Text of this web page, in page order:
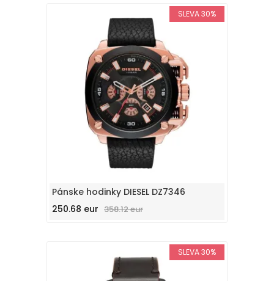
SLEVA 30%
Pánske hodinky DIESEL DZ7346
250.68 eur 358.12 eur
SLEVA 30%